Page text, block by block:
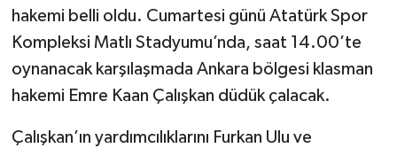
hakemi belli oldu. Cumartesi günü Atatürk Spor
Kompleksi Matlı Stadyumu’nda, saat 14.00’te
oynanacak karşılaşmada Ankara bölgesi klasman
hakemi Emre Kaan Çalışkan düdük çalacak.
Çalışkan’ın yardımcılıklarını Furkan Ulu ve